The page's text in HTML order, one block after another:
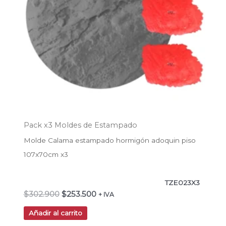
Pack x3 Moldes de Estampado
Molde Calama estampado hormigón adoquin piso
107x70cm x3
TZE023X3
$302.900 $253.500 + IVA
Añadir al carrito